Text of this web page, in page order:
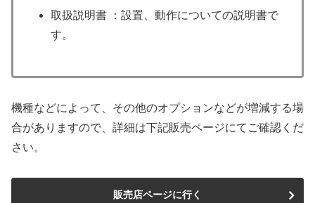
取扱説明書 ：設置、動作についての説明書で
す。
機種などによって、その他のオプションなどが増減する場
合がありますので、詳細は下記販売ページにてご確認くだ
さい。
販売店ページに行く